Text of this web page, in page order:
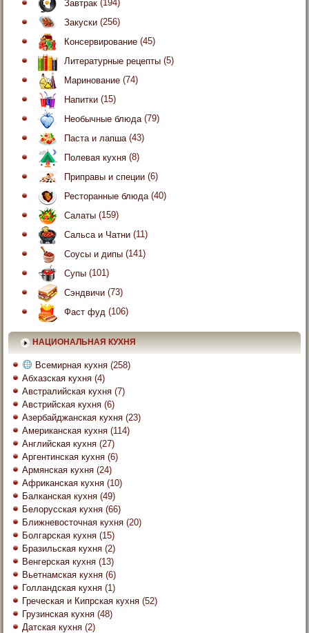
Завтрак (194)
Закуски (256)
Консервирование (45)
Литературные рецепты (5)
Маринование (74)
Напитки (15)
Необычные блюда (79)
Паста и лапша (43)
Полевая кухня (8)
Приправы и специи (6)
Ресторанные блюда (40)
Салаты (159)
Сальса и Чатни (11)
Соусы и дипы (141)
Супы (101)
Сэндвичи (73)
Фаст фуд (106)
НАЦИОНАЛЬНАЯ КУХНЯ
Всемирная кухня (258)
Абхазская кухня (4)
Австралийская кухня (7)
Австрийская кухня (6)
Азербайджанская кухня (23)
Американская кухня (114)
Английская кухня (27)
Аргентинская кухня (6)
Армянская кухня (24)
Африканская кухня (10)
Балканская кухня (49)
Белорусская кухня (66)
Ближневосточная кухня (20)
Болгарская кухня (15)
Бразильская кухня (2)
Венгерская кухня (13)
Вьетнамская кухня (6)
Голландская кухня (1)
Греческая и Кипрская кухня (52)
Грузинская кухня (48)
Датская кухня (2)